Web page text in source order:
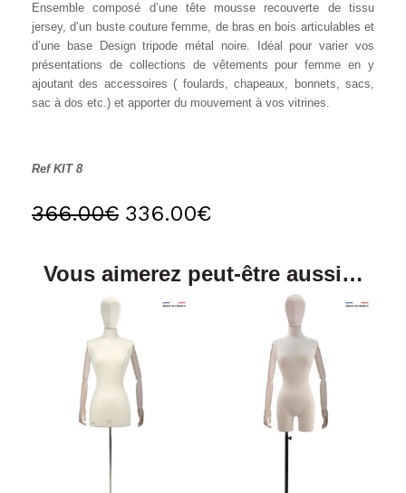
Ensemble composé d’une tête mousse recouverte de tissu
jersey, d’un buste couture femme, de bras en bois articulables et
d’une base Design tripode métal noire. Idéal pour varier vos
présentations de collections de vêtements pour femme en y
ajoutant des accessoires ( foulards, chapeaux, bonnets, sacs,
sac à dos etc.) et apporter du mouvement à vos vitrines.
Ref KIT 8
366.00€ 336.00€
Vous aimerez peut-être aussi…